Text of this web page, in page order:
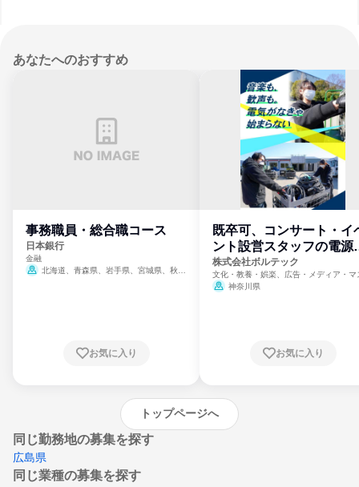
あなたへのおすすめ
事務職員・総合職コース
日本銀行
金融
北海道、青森県、岩手県、宮城県、秋田
崎県、熊本県、大分県、宮崎県、鹿児島県、
お気に入り
既卒可、コンサート・イ
ント設営スタッフの電源
門
株式会社ボルテック
文化・教養・娯楽、広告・メディア・マ
ミ、電力・ガス・水道・エネルギー
神奈川県
お気に入り
トップページへ
同じ勤務地の募集を探す
広島県
同じ業種の募集を探す